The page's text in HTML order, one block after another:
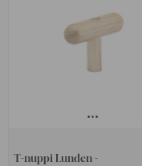
T-nuppi Lunden -